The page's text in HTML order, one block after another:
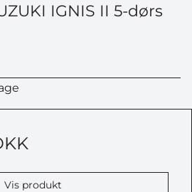
IGNIS II 5-dørs
Vis produkt